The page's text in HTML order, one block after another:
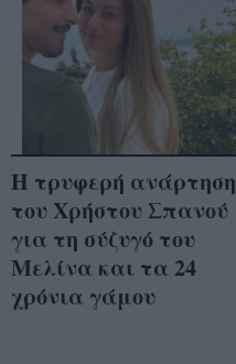
Η τρυφερή ανάρτηση
του Χρήστου Σπανού
για τη σύζυγό του
Μελίνα και τα 24
χρόνια γάμου